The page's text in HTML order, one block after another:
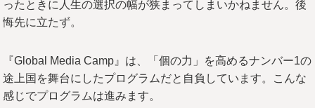
ったときに人生の選択の幅が狭まってしまいかねません。後
悔先に立たず。
『Global Media Camp』は、「個の力」を高めるナンバー1の
途上国を舞台にしたプログラムだと自負しています。こんな
感じでプログラムは進みます。